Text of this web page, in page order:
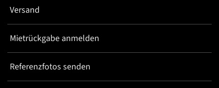
Versand
Mietrückgabe anmelden
Referenzfotos senden